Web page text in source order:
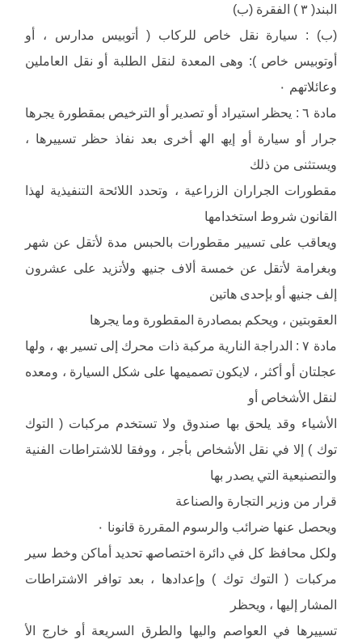
البند( ٣ ) الفقرة (ب)
(ب) : سیارة نقل خاص للركاب ( أتوبیس مدارس ، أو
أوتوبیس خاص ): وھى المعدة لنقل الطلبة أو نقل العاملین
وعائلاتھم ٠
مادة ٦ : یحظر استیراد أو تصدیر أو الترخیص بمقطورة یجرھا
جرار أو سیارة أو إیھ الھ أخرى بعد نفاذ حظر تسییرھا ،
ویستثنى من ذلك
مقطورات الجراران الزراعیة ، وتحدد اللائحة التنفیذیة لھذا
القانون شروط استخدامھا
ویعاقب على تسییر مقطورات بالحبس مدة لأتقل عن شھر
وبغرامة لأتقل عن خمسة ألاف جنیھ ولأتزید على عشرون
إلف جنیھ أو بإحدى ھاتین
العقوبتین ، ویحكم بمصادرة المقطورة وما یجرھا
مادة ٧ : الدراجة الناریة مركبة ذات محرك إلى تسیر بھ ، ولھا
عجلتان أو أكثر ، لایكون تصمیمھا على شكل السیارة ، ومعده
لنقل الأشخاص أو
الأشیاء وقد یلحق بھا صندوق ولا تستخدم مركبات ( التوك
توك ) إلا في نقل الأشخاص بأجر ، ووفقا للاشتراطات الفنیة
والتصنیعیة التي یصدر بھا
قرار من وزیر التجارة والصناعة
ویحصل عنھا ضرائب والرسوم المقررة قانونا ٠
ولكل محافظ كل في دائرة اختصاصھ تحدید أماكن وخط سیر
مركبات ( التوك توك ) وإعدادھا ، بعد توافر الاشتراطات
المشار إلیھا ، ویحظر
تسییرھا في العواصم والیھا والطرق السریعة أو خارج الأ